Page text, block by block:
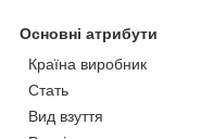
Основні атрибути
Країна виробник
Стать
Вид взуття